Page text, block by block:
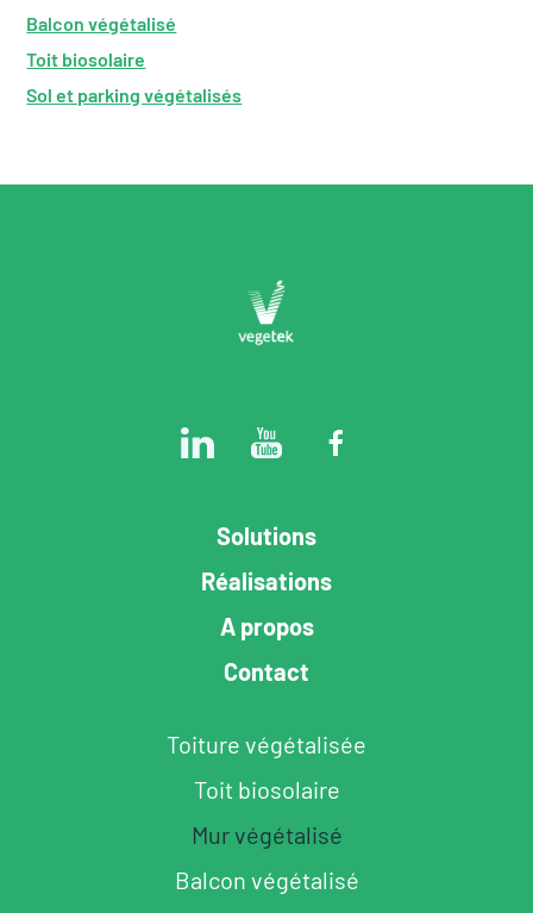
Balcon végétalisé
Toit biosolaire
Sol et parking végétalisés
Solutions
Réalisations
A propos
Contact
Toiture végétalisée
Toit biosolaire
Mur végétalisé
Balcon végétalisé